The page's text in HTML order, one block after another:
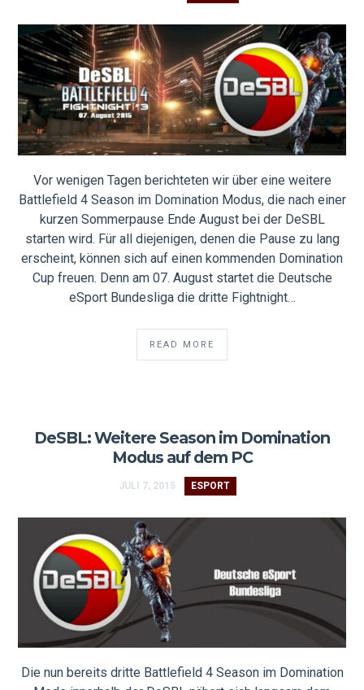
Vor wenigen Tagen berichteten wir über eine weitere
Battlefield 4 Season im Domination Modus, die nach einer
kurzen Sommerpause Ende August bei der DeSBL
starten wird. Für all diejenigen, denen die Pause zu lang
erscheint, können sich auf einen kommenden Domination
Cup freuen. Denn am 07. August startet die Deutsche
eSport Bundesliga die dritte Fightnight…
READ MORE
DeSBL: Weitere Season im Domination
Modus auf dem PC
JULI 7, 2015 ESPORT
Die nun bereits dritte Battlefield 4 Season im Domination